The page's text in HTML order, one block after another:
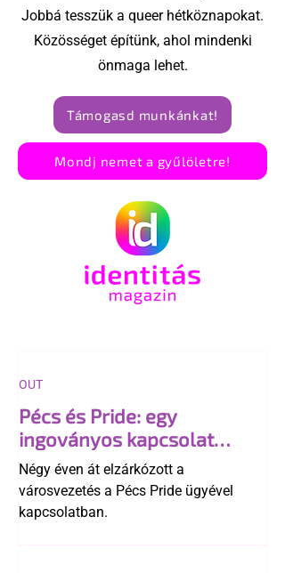
Jobbá tesszük a queer hétköznapokat.
Közösséget építünk, ahol mindenki
önmaga lehet.
Támogasd munkánkat!
Mondj nemet a gyűlöletre!
Pécs és Pride: egy
ingoványos kapcsolat
története
Négy éven át elzárkózott a
városvezetés a Pécs Pride ügyével
kapcsolatban.
OUT